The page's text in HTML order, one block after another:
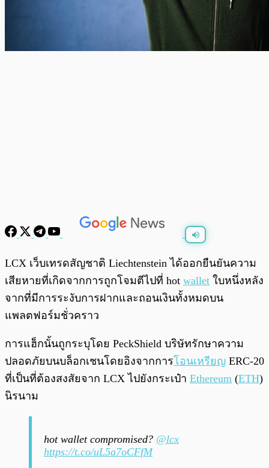
พร้อมเล่น 0:00 /
LCX เว็บเทรดสัญชาติ Liechtenstein ได้ออกยืนยันความ
เสียหายที่เกิดจากการถูกโจมตีไปที่ hot wallet ใบหนึ่งหลัง
จากที่มีการระงับการฝากและถอนเงินทั้งหมดบน
แพลตฟอร์มชั่วคราว
การแฮ็กนั้นถูกระบุโดย PeckShield บริษัทรักษาความ
ปลอดภัยบนบล็อกเชนโดยอิงจากการโอนเหรียญ ERC-20
ที่เป็นที่ต้องสงสัยจาก LCX ไปยังกระเป๋า Ethereum (ETH)
นิรนาม
hot wallet compromised? @lcx
https://t.co/uL5a7oCFfM